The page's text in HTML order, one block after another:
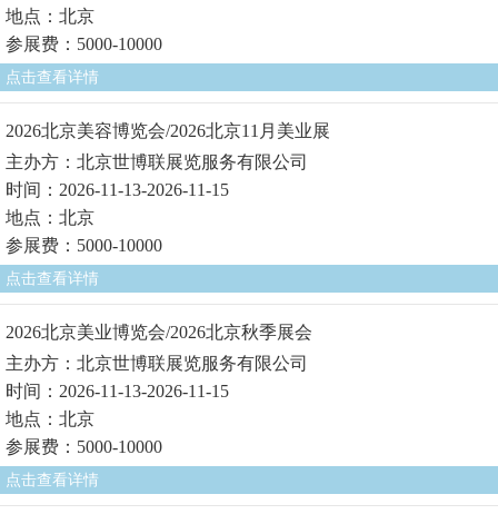
地点：北京
参展费：5000-10000
点击查看详情
2026北京美容博览会/2026北京11月美业展
主办方：北京世博联展览服务有限公司
时间：2026-11-13-2026-11-15
地点：北京
参展费：5000-10000
点击查看详情
2026北京美业博览会/2026北京秋季展会
主办方：北京世博联展览服务有限公司
时间：2026-11-13-2026-11-15
地点：北京
参展费：5000-10000
点击查看详情